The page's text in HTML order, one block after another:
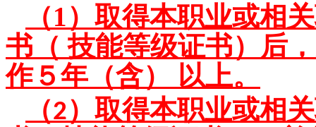
（1）取得本职业或相
书（ 技能等级证书）后
作５年（含） 以上。
（2）取得本职业或相